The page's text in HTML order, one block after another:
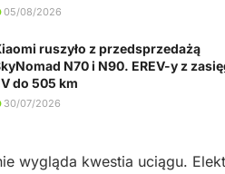
05/08/2026
ruszyło z przedsprzedażą
N70 i N90. EREV-y z
do 505 km
30/07/2026
wygląda kwestia uciągu.